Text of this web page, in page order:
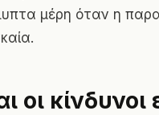
μέρη όταν η
οι κίνδυνοι